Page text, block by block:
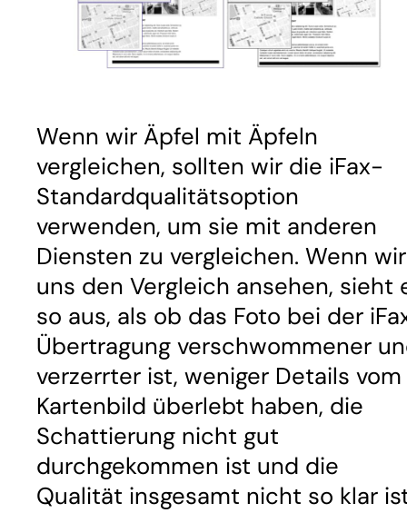
Wenn wir Äpfel mit Äpfeln
vergleichen, sollten wir die iFax-
Standardqualitätsoption
verwenden, um sie mit anderen
Diensten zu vergleichen. Wenn wir
uns den Vergleich ansehen, sieht
so aus, als ob das Foto bei der
Übertragung verschwommener
verzerrter ist, weniger Details vom
Kartenbild überlebt haben, die
Schattierung nicht gut
durchgekommen ist und die
Qualität insgesamt nicht so klar